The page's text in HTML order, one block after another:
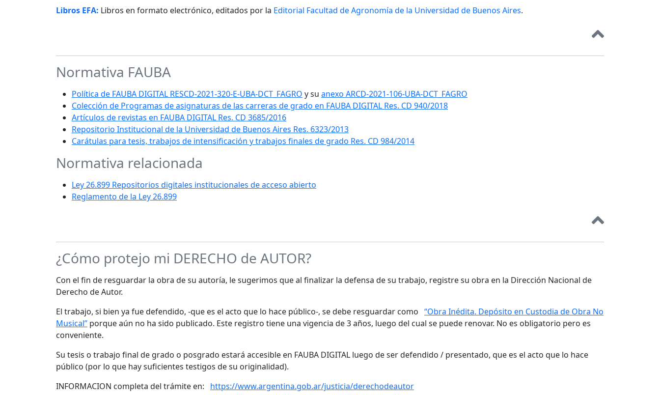
Libros EFA: Libros en formato electrónico, editados por la Editorial Facultad de Agronomía de la Universidad de Buenos Aires.
Normativa FAUBA
Política de FAUBA DIGITAL RESCD-2021-320-E-UBA-DCT_FAGRO y su anexo ARCD-2021-106-UBA-DCT_FAGRO
Colección de Programas de asignaturas de las carreras de grado en FAUBA DIGITAL Res. CD 940/2018
Artículos de revistas en FAUBA DIGITAL Res. CD 3685/2016
Repositorio Institucional de la Universidad de Buenos Aires Res. 6323/2013
Carátulas para tesis, trabajos de intensificación y trabajos finales de grado Res. CD 984/2014
Normativa relacionada
Ley 26.899 Repositorios digitales institucionales de acceso abierto
Reglamento de la Ley 26.899
¿Cómo protejo mi DERECHO de AUTOR?
Con el fin de resguardar la obra de su autoría, le sugerimos que al finalizar la defensa de su trabajo, registre su obra en la Dirección Nacional de
Derecho de Autor.
El trabajo, si bien ya fue defendido, -que es el acto que lo hace público-, se debe resguardar como “Obra Inédita. Depósito en Custodia de Obra No
Musical” porque aún no ha sido publicado. Este registro tiene una vigencia de 3 años, luego del cual se puede renovar. No es obligatorio pero es
conveniente.
Su tesis o trabajo final de grado o posgrado estará accesible en FAUBA DIGITAL luego de ser defendido / presentado, que es el acto que lo hace
público (por lo que hay suficientes testigos de su originalidad).
INFORMACION completa del trámite en:
https://www.argentina.gob.ar/justicia/derechodeautor